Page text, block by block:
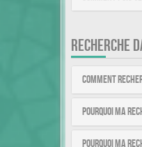
RECHERCHE
Comment
Pourquoi ma
Pourquoi ma